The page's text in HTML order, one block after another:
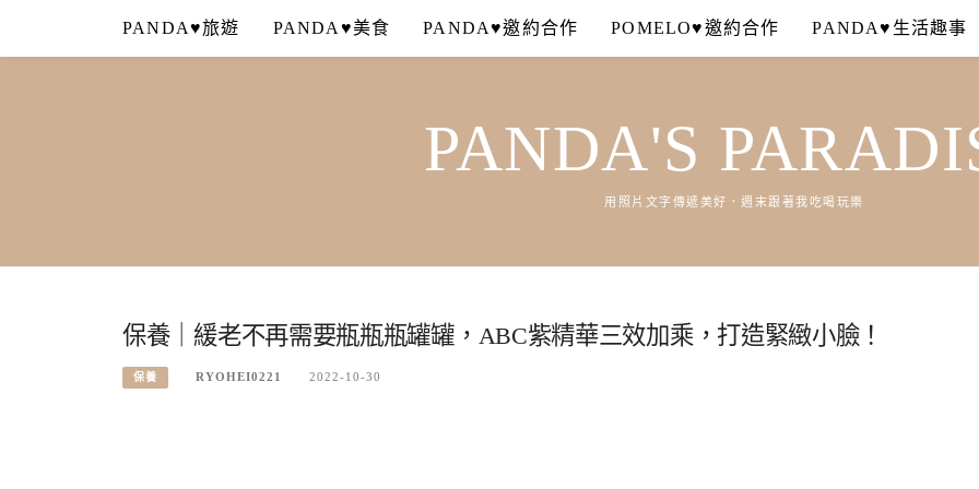
content
PANDA♥旅遊 PANDA♥美食 PANDA♥邀約合作 POMELO♥邀約合作 PANDA♥生活趣事
PANDA'S
用照片文字傳遞美好．週末跟著我吃喝玩樂
保養｜緩老不再需要瓶瓶瓶罐罐，ABC紫精華三效加乘，打造緊緻小臉！
保養 RYOHEI0221 2022-10-30